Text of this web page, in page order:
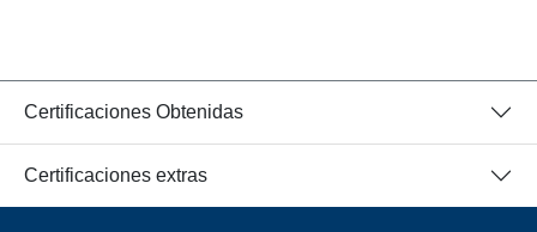
Certificaciones Obtenidas
Certificaciones extras